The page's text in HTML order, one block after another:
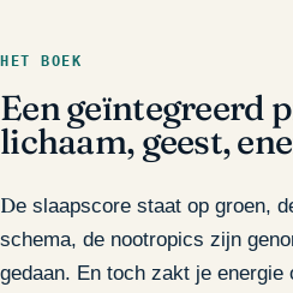
HET BOEK
Een geïntegreerd
lichaam, geest,
De slaapscore staat op groen, de training loopt op
schema, de nootropics zijn
gedaan. En toch zakt je energie